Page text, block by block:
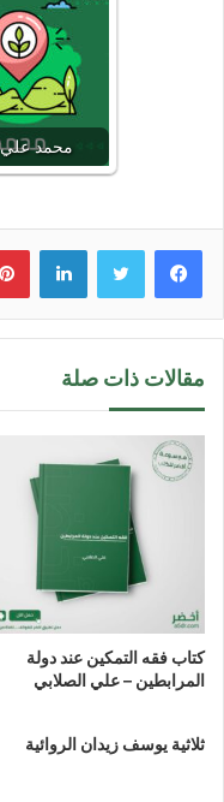
محمد علي
مقالات ذات صلة
كتاب فقه التمكين عند دولة
المرابطين – علي الصلابي
ثلاثية يوسف زيدان الروائية